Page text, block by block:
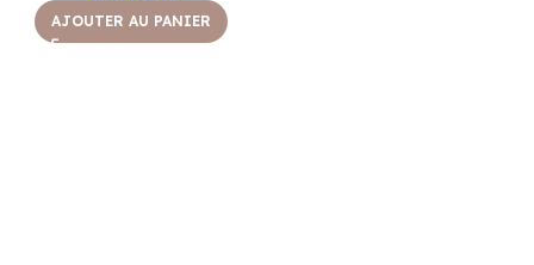
AJOUTER AU PANIER